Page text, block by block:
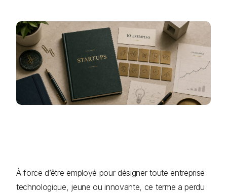
À force d’être employé pour désigner toute entreprise
technologique, jeune ou innovante, ce terme a perdu